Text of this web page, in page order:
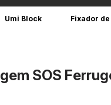
Umi Block Fixador
SOS